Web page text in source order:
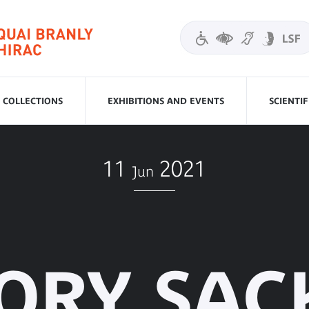
COLLECTIONS EXHIBITIONS AND EVENTS
11 Jun 2021